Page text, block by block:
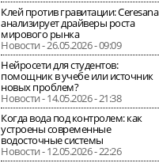
Клей против гравитации: Ceresana
анализирует драйверы роста
мирового рынка
Новости - 26.05.2026 - 09:09
Нейросети для студентов:
помощник в учебе или источник
новых проблем?
Новости - 14.05.2026 - 21:38
Когда вода под контролем: как
устроены современные
водосточные системы
Новости - 12.05.2026 - 22:26